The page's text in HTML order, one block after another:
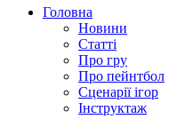
Головна
Новини
Статті
Про гру
Про пейнтбол
Сценарії ігор
Інструктаж